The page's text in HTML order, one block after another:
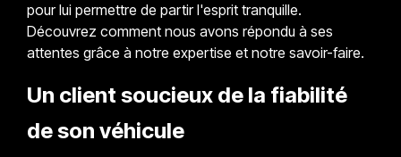
pour lui permettre de partir l'esprit tranquille.
Découvrez comment nous avons répondu à ses
attentes grâce à notre expertise et notre savoir-faire.
Un client soucieux de la fiabilité
de son véhicule